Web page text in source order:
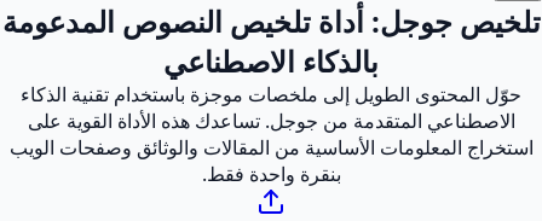
تلخيص جوجل: أداة تلخيص النصوص المدعومة
بالذكاء الاصطناعي
حوّل المحتوى الطويل إلى ملخصات موجزة باستخدام تقنية الذكاء
الاصطناعي المتقدمة من جوجل. تساعدك هذه الأداة القوية على
استخراج المعلومات الأساسية من المقالات والوثائق وصفحات الويب
بنقرة واحدة فقط.